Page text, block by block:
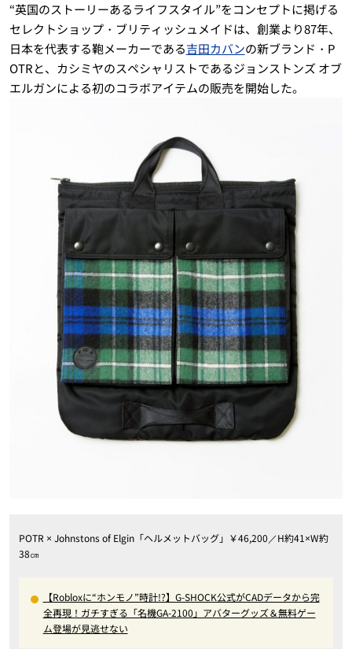
“英国のストーリーあるライフスタイル”をコンセプトに掲げる
セレクトショップ・ブリティッシュメイドは、創業より87年、
日本を代表する鞄メーカーである吉田カバンの新ブランド・P
OTRと、カシミヤのスペシャリストであるジョンストンズ オブ
エルガンによる初のコラボアイテムの販売を開始した。
POTR × Johnstons of Elgin「ヘルメットバッグ」￥46,200／H約41×W約
38㎝
【Robloxに“ホンモノ”時計!?】G-SHOCK公式がCADデータから完
全再現！ガチすぎる「名機GA-2100」アバターグッズ＆無料ゲー
ム登場が見逃せない